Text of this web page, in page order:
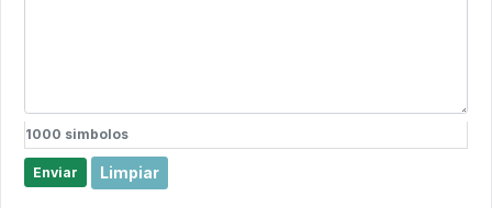
1000 simbolos
Enviar Limpiar